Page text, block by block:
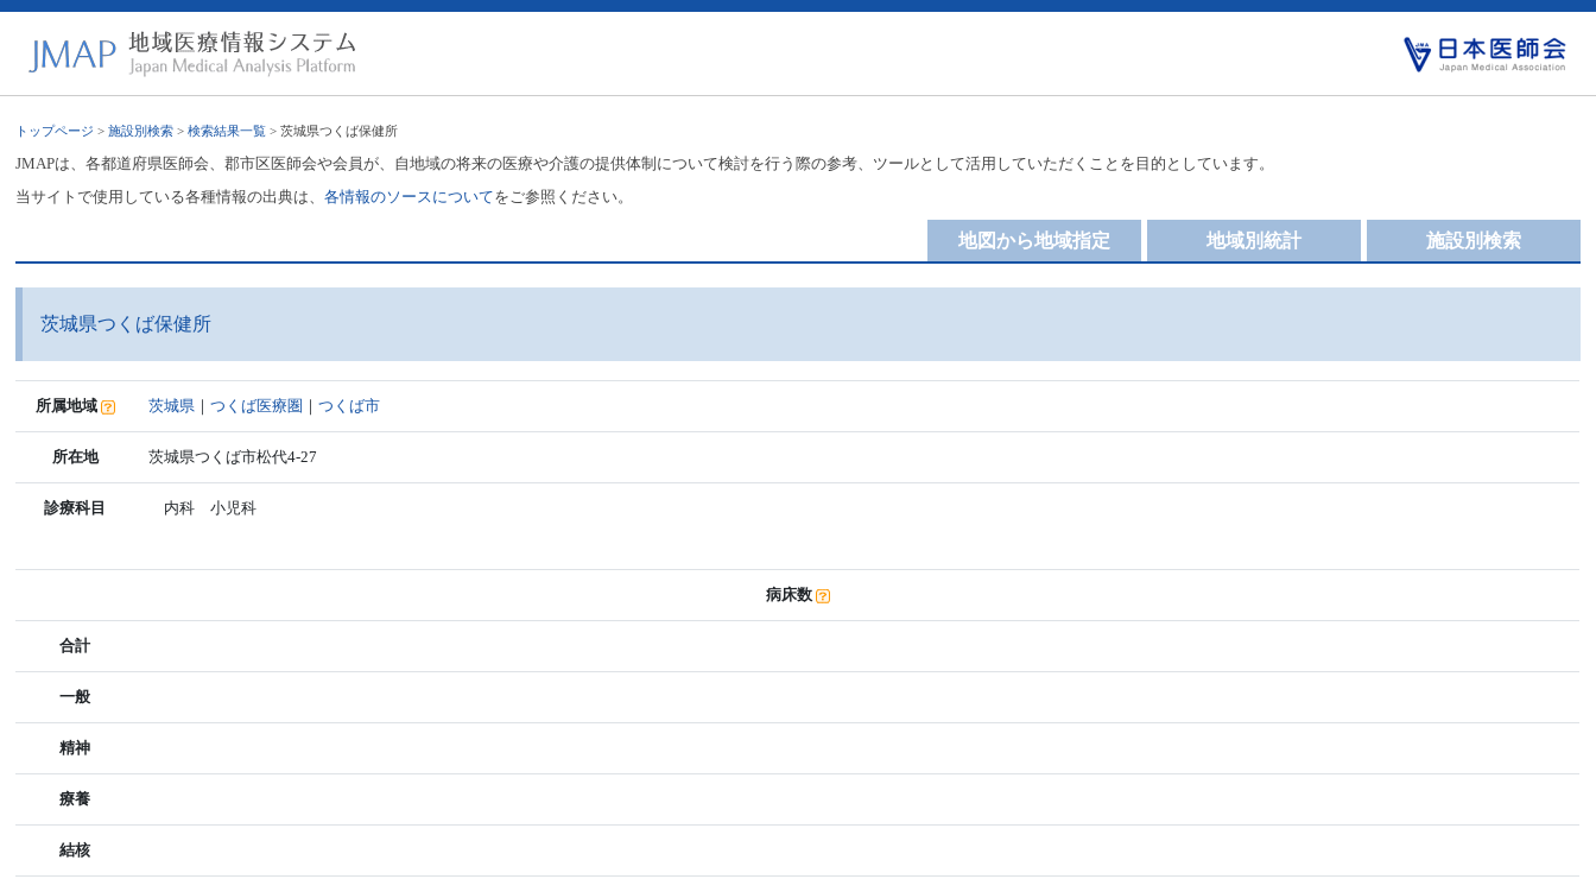
トップページ >施設別検索 >検索結果一覧 > 茨城県つくば保健所
JMAPは、各都道府県医師会、郡市区医師会や会員が、自地域の将来の医療や介護の提供体制について検討を行う際の参考、ツールとして活用していただくことを目的としています。
当サイトで使用している各種情報の出典は、各情報のソースについてをご参照ください。
施設別検索
地域別統計
地図から地域指定
茨城県つくば保健所
所属地域 茨城県 ｜つくば医療圏 ｜つくば市
所在地 茨城県つくば市松代4-27
診療科目 内科 小児科
病床数
合計
一般
精神
療養
結核